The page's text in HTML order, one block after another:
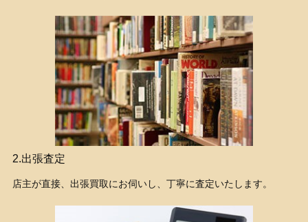
2.出張査定
店主が直接、出張買取にお伺いし、丁寧に査定いたします。